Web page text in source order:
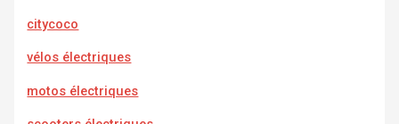
citycoco
vélos électriques
motos électriques